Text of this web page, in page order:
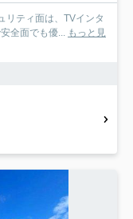
リティ面は、TVインタ
全面でも優... もっと見